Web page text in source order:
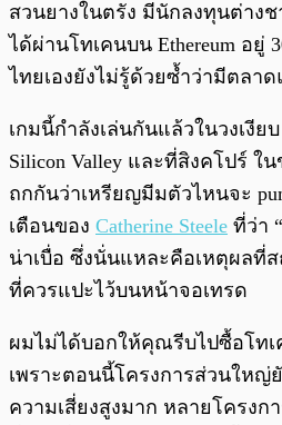
สวนยางในตรัง มีนักลงทุนต่าง
ได้ผ่านโทเคนบน Ethereum อยู่
ไทยเองยังไม่รู้ด้วยซ้ำว่ามีตลา
เกมนี้กำลังเล่นกันแล้วในวงเงีย
Silicon Valley และที่สิงคโปร์ ใ
ถกกันว่าเหรียญมีมตัวไหนจะ
เตือนของ Catherine Steele ที่ว่า
น่าเบื่อ ซึ่งนั่นแหละคือเหตุผลที่
ที่ควรแปะไว้บนหน้าจอเทรด
ผมไม่ได้บอกให้คุณรีบไปซื้อโท
เพราะตอนนี้โครงการส่วนใหญ่
ความเสี่ยงสูงมาก หลายโครงก